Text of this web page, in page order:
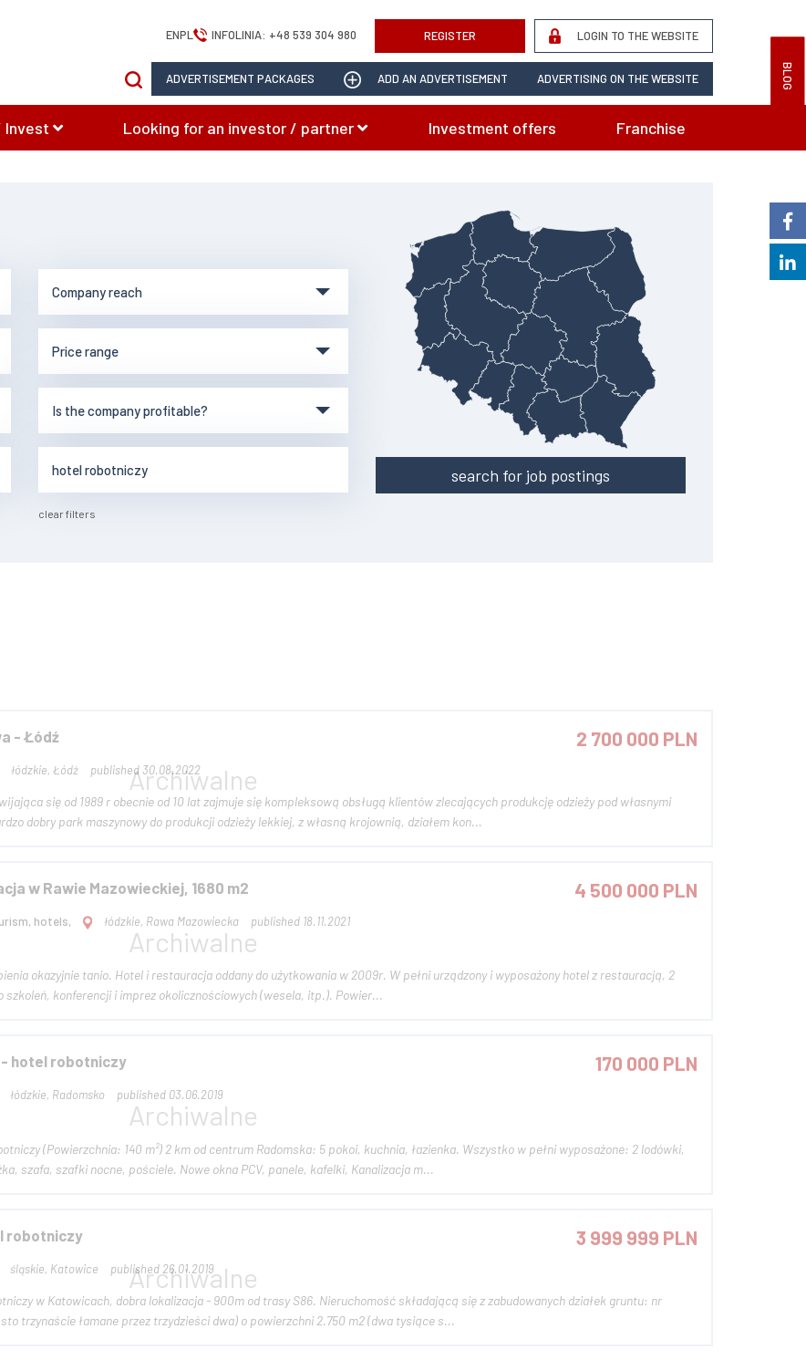
BLOG
ENPL INFOLINIA: +48 539 304 980 REGISTER LOGIN TO THE WEBSITE
ADVERTISEMENT PACKAGES ADD AN ADVERTISEMENT ADVERTISING ON THE WEBSITE
Invest Looking for an investor / partner Investment offers Franchise
clear filters
search for job postings
2 700 000 PLN
- Łódź
łódzkie, Łódź published 30.08.2022
się od 1989 r obecnie od 10 lat zajmuje się kompleksową obsługą klientów zlecających produkcję odzieży pod własnymi
dobry park maszynowy do produkcji odzieży lekkiej, z własną krojownią, działem kon...
4 500 000 PLN
w Rawie Mazowieckiej, 1680 m2
hotels, łódzkie, Rawa Mazowiecka published 18.11.2021
w 2009r. W pełni urządzony i wyposażony hotel z restauracją, 2
sale restauracyjne do szkoleń, konferencji i imprez okolicznościowych (wesela, itp.). Powier...
170 000 PLN
hotel robotniczy
łódzkie, Radomsko published 03.06.2019
(Powierzchnia: 140 m²) 2 km od centrum Radomska: 5 pokoi, kuchnia, łazienka. Wszystko w pełni wyposażone: 2 lodówki,
szafa, szafki nocne, pościele. Nowe okna PCV, panele, kafelki, Kanalizacja m...
3 999 999 PLN
robotniczy
śląskie, Katowice published 26.01.2019
dobra lokalizacja - 900m od trasy S86. Nieruchomość składającą się z zabudowanych działek gruntu: nr
sto trzynaście łamane przez trzydzieści dwa) o powierzchni 2.750 m2 (dwa tysiące s...